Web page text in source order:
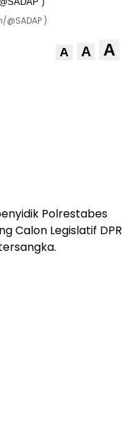
)
A A A
Polrestabes
Calon Legislatif DPR